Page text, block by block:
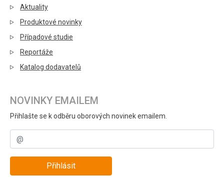
Aktuality
Produktové novinky
Případové studie
Reportáže
Katalog dodavatelů
NOVINKY EMAILEM
Přihlašte se k odběru oborových novinek emailem.
Přihlásit